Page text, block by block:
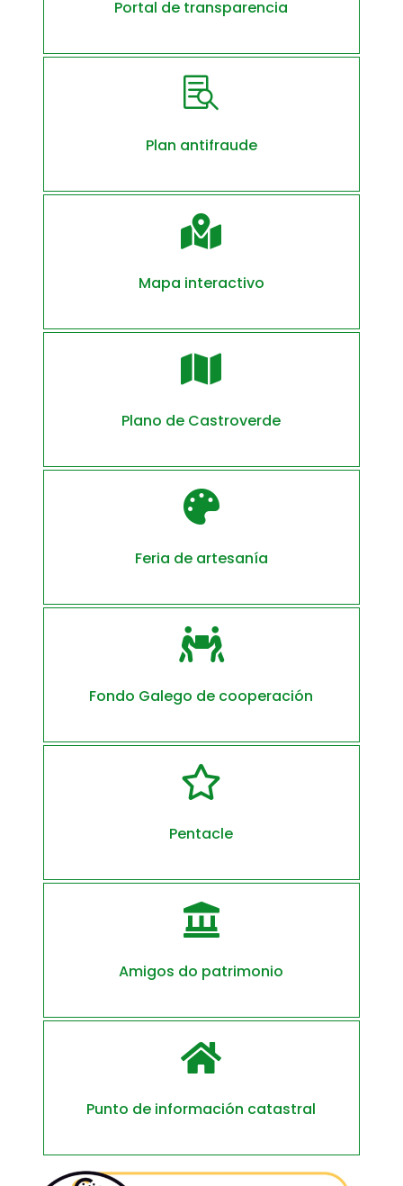
Portal de transparencia

Plan antifraude

Mapa interactivo

Plano de Castroverde

Feria de artesanía

Fondo Galego de cooperación

Pentacle

Amigos do patrimonio

Punto de información catastral